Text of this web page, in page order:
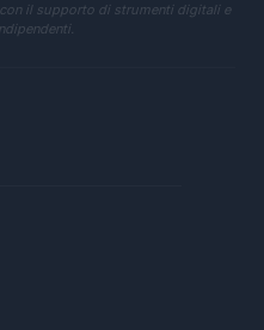
il supporto di strumenti digitali e